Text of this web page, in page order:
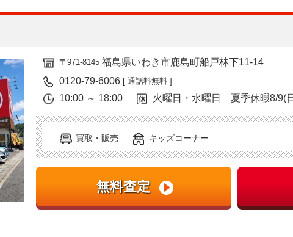
〒971-8145 福島県いわき市鹿島町船戸林下11-14
0120-79-6006 [ 通話料無料 ]
10:00 ～ 18:00 火曜日・水曜日 夏季休暇8/9(
買取・販売 キッズコーナー